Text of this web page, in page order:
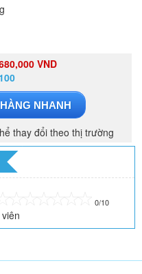
VND
100
NHANH
thay đổi theo thị trường
0/10